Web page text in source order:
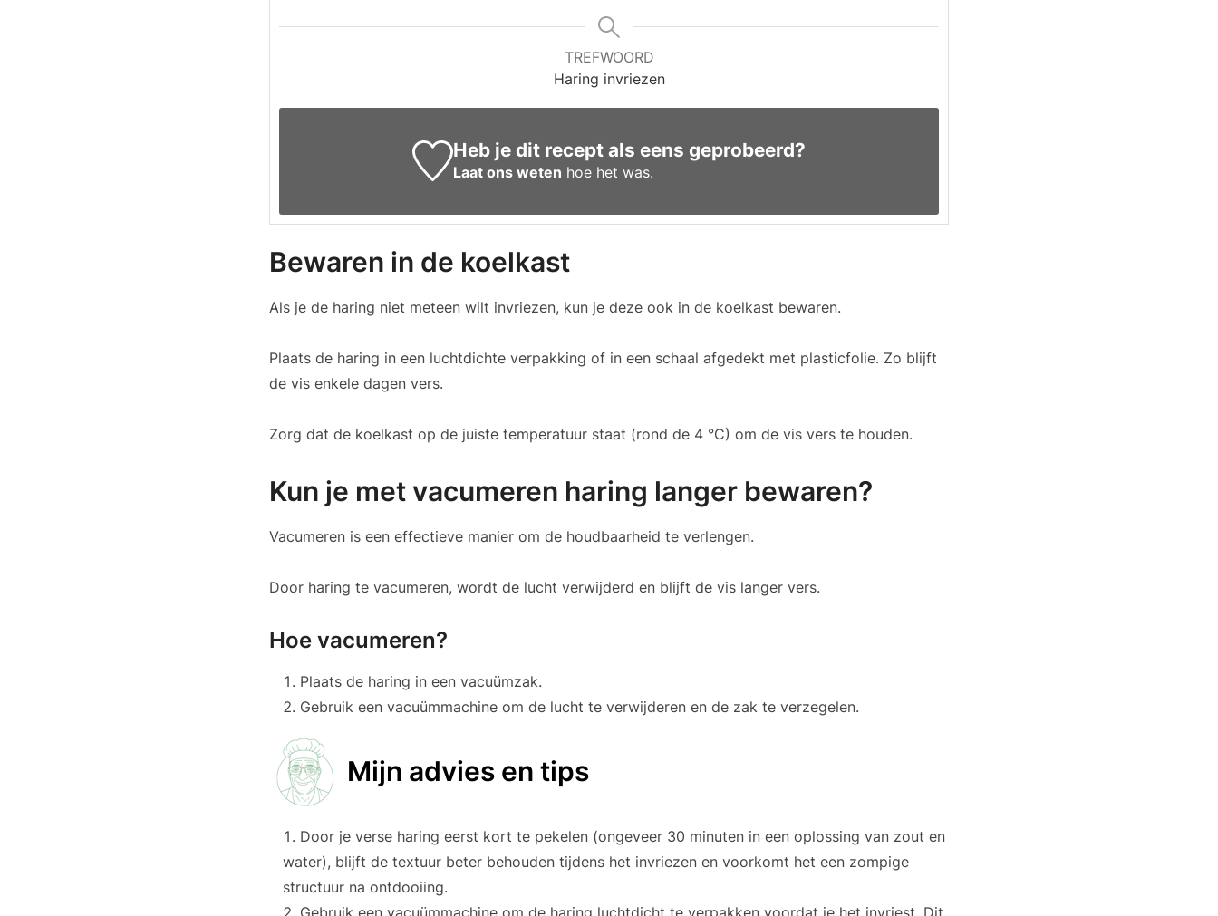
TREFWOORD
Haring invriezen
Heb je dit recept als eens geprobeerd?
Laat ons weten hoe het was.
Bewaren in de koelkast
Als je de haring niet meteen wilt invriezen, kun je deze ook in de koelkast bewaren.
Plaats de haring in een luchtdichte verpakking of in een schaal afgedekt met plasticfolie. Zo blijft
de vis enkele dagen vers.
Zorg dat de koelkast op de juiste temperatuur staat (rond de 4 °C) om de vis vers te houden.
Kun je met vacumeren haring langer bewaren?
Vacumeren is een effectieve manier om de houdbaarheid te verlengen.
Door haring te vacumeren, wordt de lucht verwijderd en blijft de vis langer vers.
Hoe vacumeren?
Plaats de haring in een vacuümzak.
Gebruik een vacuümmachine om de lucht te verwijderen en de zak te verzegelen.
Mijn advies en tips
Door je verse haring eerst kort te pekelen (ongeveer 30 minuten in een oplossing van zout en
water), blijft de textuur beter behouden tijdens het invriezen en voorkomt het een zompige
structuur na ontdooiing.
Gebruik een vacuümmachine om de haring luchtdicht te verpakken voordat je het invriest. Dit